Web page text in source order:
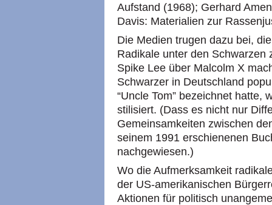
Aufstand (1968); Gerhard
Davis: Materialien zur
Die Medien trugen dazu bei,
Radikale unter den Schwarzen
Spike Lee über Malcolm X
Schwarzer in Deutschland
“Uncle Tom” bezeichnet hatte,
stilisiert. (Dass es nicht nur
Gemeinsamkeiten zwischen
seinem 1991 erschienenen
nachgewiesen.)
Wo die Aufmerksamkeit
der US-amerikanischen
Aktionen für politisch